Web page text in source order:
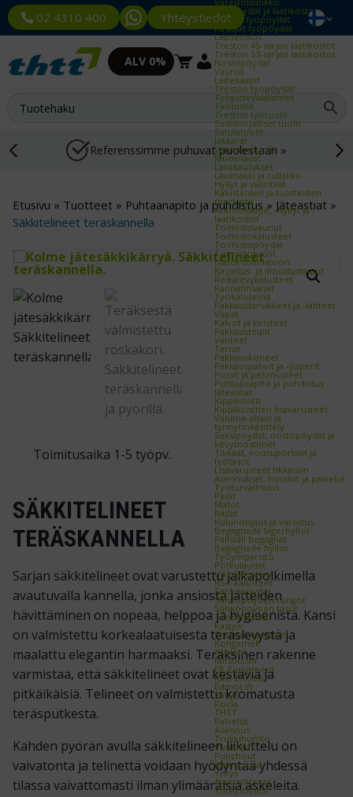
02 4310 400 YhteystiedotTyöpöydät ja laatikostot
Kevyet työpöydät
Raskaat työpöydät
Laatikostot
Treston 45-sarjan laatikostot
Treston 53-sarjan laatikostot
Nostopöydät
Vaunut
Laitekaapit
Treston työpöydät
Työpistevalaisimet
Työtuolit
Treston työtuolit
Selkänojalliset tuolit
Satulatuolit
Jakkarat
Valvomotuolit
Muovilavat
Lavakaulukset
Lavahäkki ja rullakko
Hyllyt ja väliritilät
Kalusteiden ja tuotteiden
merkintä
Arkistokaapit, -hyllyt ja -
laatikostot
Toimistovaunut
Toimistokalusteet
Toimistopöydät
Toimistotuolit
Matot toimistoon
Kirjoitus- ja ilmoitustaulut
Reikälevykalusteet
Kannatinsarjat
Työkaluseinä
Pakkaustarvikkeet ja -laitteet
Vaa'at
Kalvot ja kiristeet
Pakkausteipit
Vanteet
Tarrat
Pakkauskoneet
Pakkauspahvit ja -paperit
Pussit ja pehmusteet
Puhtaanapito ja puhdistus
Jäteastiat
Kippikontit
Kippikonttien lisävarusteet
Valuma-altaat ja
tynnyrinkäsittely
Saksipöydät, nostopöydät ja
kevytnostimet
Tikkaat, nousuportaat ja
työtasot
Lisävarusteet tikkaisiin
Asennukset, huollot ja palvelut
Työturvallisuus
Peilit
Matot
Ritilät
Kulunohjaus ja varoitus
Begagnade lagerhyllor
Pallställ begagnat
Begagnade hyllor
Työympäristö
Potkulaudat
Ulkokalusteet
RST-kalusteet
Sähköpöydät
Sähköpöytien rungot
Sähköpöytien tasot
Tuotemerkit
Kasten
Treston tuotteet
Kongamek
Axelent
Mitsubishi
EP-Equipment
Kito Erikkilä
EdmoLift
Zallys
Rocla
THTT
Palvelut
Asennus
Trukkihuolto
Vuokraus
Punchout
Referenssit
Yritys
Ajankohtaista
Yhteystiedot
ALV 0%
Referenssimme puhuvat puolestaan »
Etusivu » Tuotteet » Puhtaanapito ja puhdistus» Jäteastiat »
Säkkitelineet teräskannella
Toimitusaika 1-5 työpv.
SÄKKITELINEET
TERÄSKANNELLA
Sarjan säkkitelineet ovat varustettu jalkapolkimella
avautuvalla kannella, jonka ansiosta jätteiden
hävittäminen on nopeaa, helppoa ja hygieenistä. Kansi
on valmistettu korkealaatuisesta teräslevystä ja
maalattu elegantin harmaaksi. Teräksinen rakenne
varmistaa, että säkkitelineet ovat kestäviä ja
pitkäikäisiä. Telineet on valmistettu kromatusta
teräsputkesta.
Kahden pyörän avulla säkkitelineen liikuttelu on
vaivatonta ja telinettä voidaan hyödyntää yhdessä
tilassa vaivattomasti ilman ylimääräisiä askeleita.